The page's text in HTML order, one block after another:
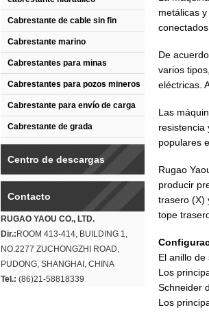
Cabrestante de cable sin fin
Cabrestante marino
Cabrestantes para minas
Cabrestantes para pozos mineros
Cabrestante para envío de carga
Cabrestante de grada
Centro de descargas
Contacto
RUGAO YAOU CO., LTD.
Dir.: ROOM 413-414, BUILDING 1,
NO.2277 ZUCHONGZHI ROAD,
PUDONG, SHANGHAI, CHINA
Tel.: (86)21-58818339
metálicas
De
varios
eléctricas.
Las
resistencia
populares
Rugao
producir
trasero (X)
tope
El anillo
Los
Schneider
Los